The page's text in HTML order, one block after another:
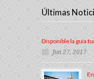
Últimas
Disponible la guía
Jun 27, 2017